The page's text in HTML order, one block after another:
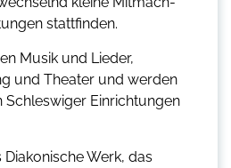
stattfinden.
Musik und Lieder,
und Theater und werden
Einrichtungen
Werk, das